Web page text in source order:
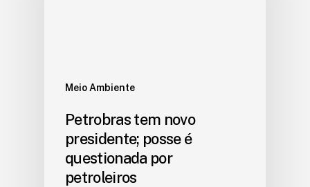
Meio Ambiente
Petrobras tem novo
presidente; posse é
questionada por
petroleiros